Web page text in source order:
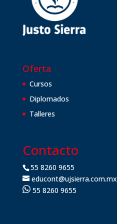
Oferta
Cursos
Diplomados
Talleres
Contacto
55 8260 9655
educont@ujsierra.com.mx
55 8260 9655